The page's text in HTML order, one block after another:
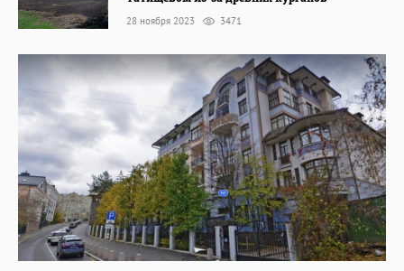
28 ноября 2023 3471